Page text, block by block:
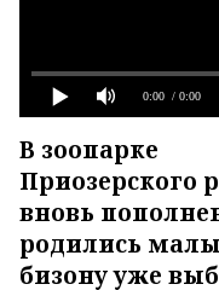
0:00 / 0:00
В зоопарке
Приозерского
вновь
родились
бизону уже